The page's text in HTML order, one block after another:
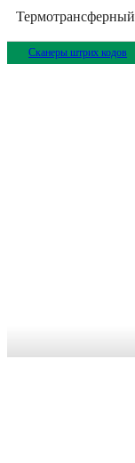
Сканеры штрих кодов